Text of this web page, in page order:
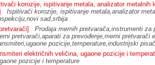
korozije, ispitivanje metala, analizator metalnih
Ispitivači korozije, ispitivanje metala,analizator
sad,srbija
Prodaja mernih pretvarača,instrumenti za
pretvarači,aparati za prevođenje,merni pretvarači
pozicije,temperature,industrijski
električnih veličina, ugaone pozicije i
pozicije i temperature